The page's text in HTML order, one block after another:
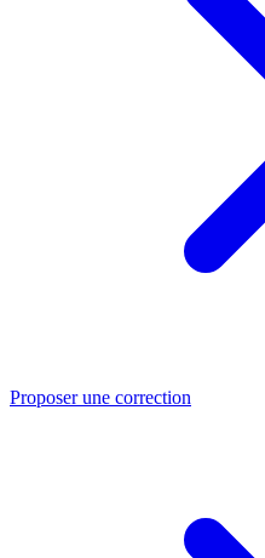
Proposer une correction